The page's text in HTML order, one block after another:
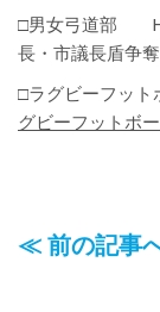
□男女弓道部
長・市議長盾争
□ラグビーフッ
グビーフットボ
≪ 前の記事